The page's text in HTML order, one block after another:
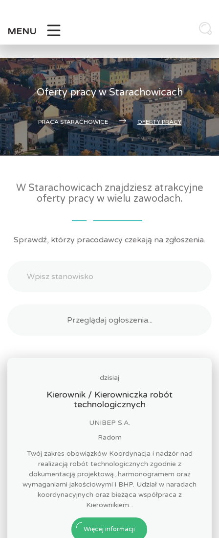
MENU
Oferty pracy w Starachowicach
PRACA STARACHOWICE OFERTY PRACY
W Starachowicach znajdziesz atrakcyjne
oferty pracy w wielu zawodach.
Sprawdź, którzy pracodawcy czekają na zgłoszenia.
dzisiaj
Kierownik / Kierowniczka robót
technologicznych
UNIBEP S.A.
Radom
Twój zakres obowiązków Koordynacja i nadzór nad
realizacją robót technologicznych zgodnie z
dokumentacją projektową, harmonogramem oraz
wymaganiami jakościowymi i BHP. Udział w naradach
koordynacyjnych oraz bieżąca współpraca z
Kierownikiem...
Więcej informacji